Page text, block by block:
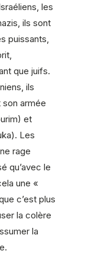
les
ils sont
puissants,
que juifs.
ils
armée
et
Les
rage
qu’avec le
une «
c’est plus
la colère
la